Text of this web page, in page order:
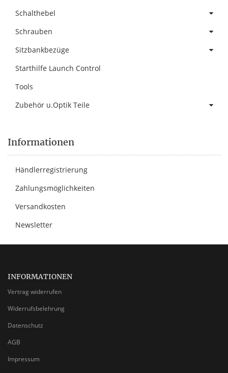
Schalthebel
Schrauben
Sitzbankbezüge
Starthilfe Launch Control
Tools
Zubehör u.Optik Teile
Informationen
Händlerregistrierung
Zahlungsmöglichkeiten
Versandkosten
Newsletter
INFORMATIONEN
Vertrag widerrufen
Widerrufsbelehrung
Datenschutz
AGB
Impressum